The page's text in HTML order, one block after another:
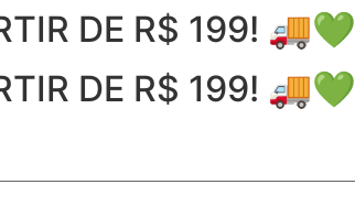
DE R$ 199! 🚚💚
DE R$ 199! 🚚💚